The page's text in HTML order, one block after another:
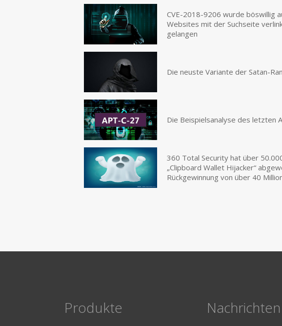
CVE-2018-9206 wurde böswillig
Websites mit der Suchseite
gelangen
Die neuste Variante der Satan-
Die Beispielsanalyse des letzten
360 Total Security hat über
„Clipboard Wallet Hijacker“
Rückgewinnung von über 40
Produkte Nachrichten